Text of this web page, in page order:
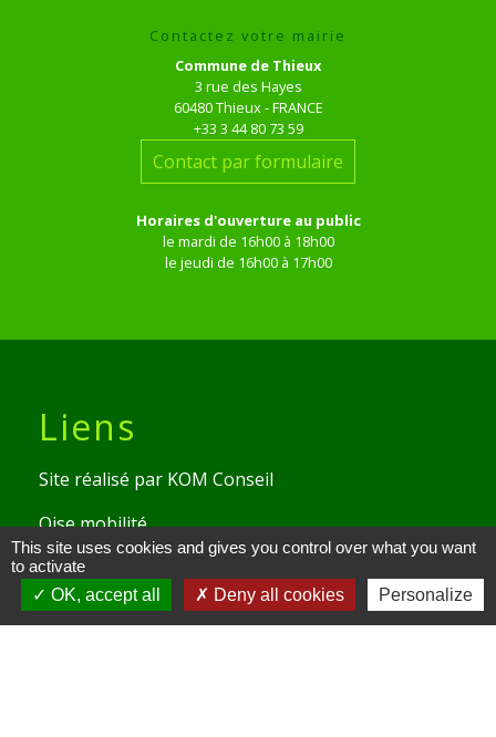
Contactez votre mairie
Commune de Thieux
3 rue des Hayes
60480 Thieux - FRANCE
+33 3 44 80 73 59
Contact par formulaire
Horaires d'ouverture au public
le mardi de 16h00 à 18h00
le jeudi de 16h00 à 17h00
Liens
Site réalisé par KOM Conseil
Oise mobilité
Service Public
Communauté de Communes de
This site uses cookies and gives you control over what you want
to activate
OK, accept all
Deny all cookies Personalize